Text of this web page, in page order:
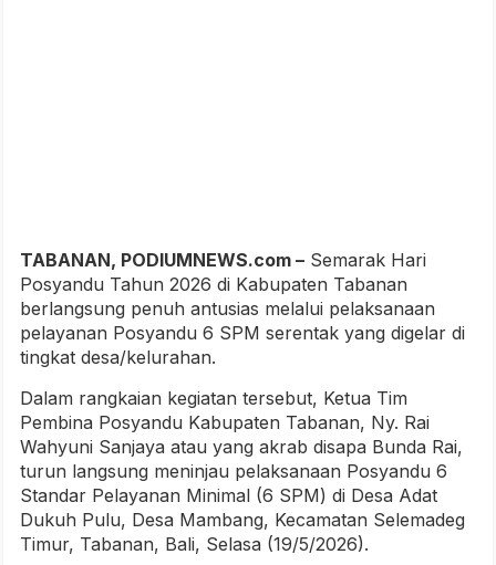
TABANAN, PODIUMNEWS.com – Semarak Hari
Posyandu Tahun 2026 di Kabupaten Tabanan
berlangsung penuh antusias melalui pelaksanaan
pelayanan Posyandu 6 SPM serentak yang digelar di
tingkat desa/kelurahan.
Dalam rangkaian kegiatan tersebut, Ketua Tim
Pembina Posyandu Kabupaten Tabanan, Ny. Rai
Wahyuni Sanjaya atau yang akrab disapa Bunda Rai,
turun langsung meninjau pelaksanaan Posyandu 6
Standar Pelayanan Minimal (6 SPM) di Desa Adat
Dukuh Pulu, Desa Mambang, Kecamatan Selemadeg
Timur, Tabanan, Bali, Selasa (19/5/2026).